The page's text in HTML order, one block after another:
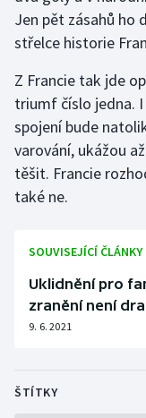
Jen pět zásahů ho
střelce historie
Z Francie tak jde
triumf číslo jedna.
spojení bude
varování, ukážou
těšit. Francie
také ne.
SOUVISEJÍCÍ ČLÁNKY
Uklidnění pro
zranění není
9. 6. 2021
ŠTÍTKY